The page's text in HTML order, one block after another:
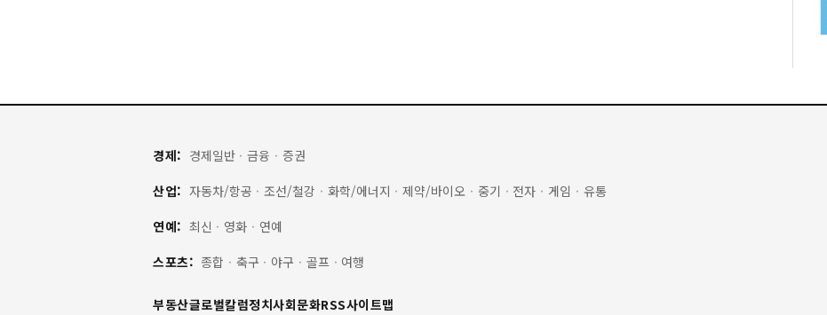
경제: 경제일반 · 금융 · 증권
산업: 자동차/항공 · 조선/철강 · 화학/에너지 · 제약/바이오 · 중기 · 전자 · 게임 · 유통
연예: 최신 · 영화 · 연예
스포츠: 종합 · 축구 · 야구 · 골프 · 여행
부동산글로벌칼럼정치사회문화RSS사이트맵